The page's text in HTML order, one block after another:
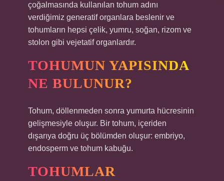
çoğalmasında kullanılan tohum adını
verdiğimiz generatif organlara beslenir ve
tohumların hepsi çelik, yumru, soğan, rizom ve
stolon gibi vejetatif organlardır.
TOHUMUN YAPISINDA
NE BULUNUR?
Tohum, döllenmeden sonra yumurta hücresinin
gelişmesiyle oluşur. Bir tohum, içeriden
dışarıya doğru üç bölümden oluşur: embriyo,
endosperm ve tohum kabuğu.
TOHUMLAR